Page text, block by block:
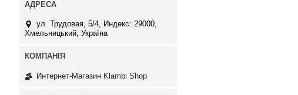
ул. Трудовая, 5/4, Индекс: 29000,
Хмельницький, Україна
Интернет-Магазин Klambi Shop